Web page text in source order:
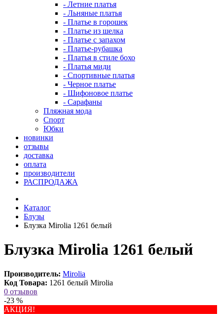
- Летние платья
- Льняные платья
- Платье в горошек
- Платье из шелка
- Платье с запахом
- Платье-рубашка
- Платья в стиле бохо
- Платья миди
- Спортивные платья
- Черное платье
- Шифоновое платье
- Сарафаны
Пляжная мода
Спорт
Юбки
новинки
отзывы
доставка
оплата
производители
РАСПРОДАЖА
Каталог
Блузы
Блузка Mirolia 1261 белый
Блузка Mirolia 1261 белый
Производитель: Mirolia
Код Товара: 1261 белый Mirolia
0 отзывов
-23 %
АКЦИЯ!